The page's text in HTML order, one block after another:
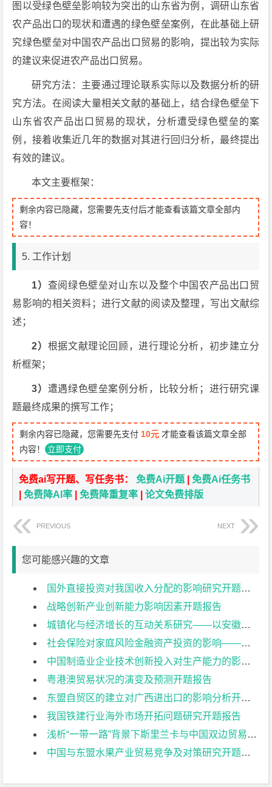
图以受绿色壁垒影响较为突出的山东省为例，调研山东省
农产品出口的现状和遭遇的绿色壁垒案例，在此基础上研
究绿色壁垒对中国农产品出口贸易的影响，提出较为实际
的建议来促进农产品出口贸易。
研究方法：主要通过理论联系实际以及数据分析的研
究方法。在阅读大量相关文献的基础上，结合绿色壁垒下
山东省农产品出口贸易的现状，分析遭受绿色壁垒的案
例，接着收集近几年的数据对其进行回归分析，最终提出
有效的建议。
本文主要框架：
剩余内容已隐藏，您需要先支付后才能查看该篇文章全部内
容！
5. 工作计划
1） 查阅绿色壁垒对山东以及整个中国农产品出口贸
易影响的相关资料；进行文献的阅读及整理，写出文献综
述；
2） 根据文献理论回顾，进行理论分析，初步建立分
析框架；
3） 遭遇绿色壁垒案例分析，比较分析；进行研究课
题最终成果的撰写工作；
剩余内容已隐藏，您需要先支付 10元 才能查看该篇文章全部
内容！ 立即支付
免费ai写开题、写任务书：免费Ai开题 |免费Ai任务书
|免费降AI率 |免费降重复率 |论文免费排版
PREVIOUS NEXT
您可能感兴趣的文章
国外直接投资对我国收入分配的影响研究开题报告
战略创新产业创新能力影响因素开题报告
城镇化与经济增长的互动关系研究——以安徽省2001-2015年数据为例开题报告
社会保险对家庭风险金融资产投资的影响——基于中国家庭金融调查（CHFS）2015的数据分析开题报告
中国制造业企业技术创新投入对生产能力的影响研究开题报告
粤港澳贸易状况的演变及预测开题报告
东盟自贸区的建立对广西进出口的影响分析开题报告
我国铁建行业海外市场开拓问题研究开题报告
浅析“一带一路”背景下斯里兰卡与中国双边贸易投资现状开题报告
中国与东盟水果产业贸易竞争及对策研究开题报告